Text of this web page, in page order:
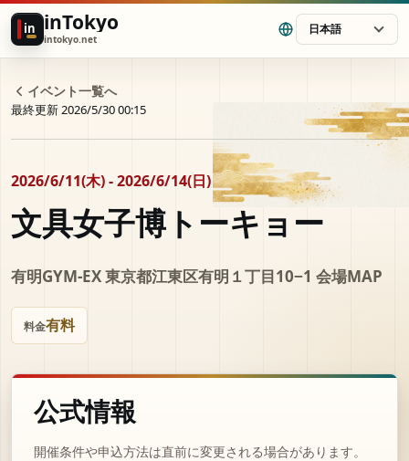
in inTokyo
intokyo.net
日本語
イベント一覧へ
最終更新 2026/5/30 00:15
2026/6/11(木) - 2026/6/14(日)
文具女子博トーキョー
有明GYM-EX 東京都江東区有明１丁目10−1 会場MAP
料金有料
公式情報
開催条件や申込方法は直前に変更される場合があります。